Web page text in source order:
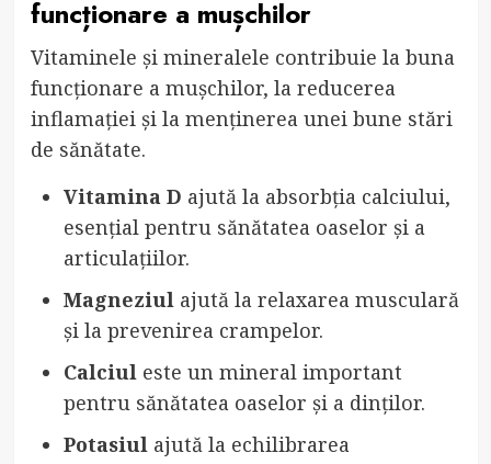
funcționare a mușchilor
Vitaminele și mineralele contribuie la buna
funcționare a mușchilor, la reducerea
inflamației și la menținerea unei bune stări
de sănătate.
Vitamina D ajută la absorbția calciului,
esențial pentru sănătatea oaselor și a
articulațiilor.
Magneziulajută la relaxarea musculară
și la prevenirea crampelor.
Calciuleste un mineral important
pentru sănătatea oaselor și a dinților.
Potasiulajută la echilibrarea